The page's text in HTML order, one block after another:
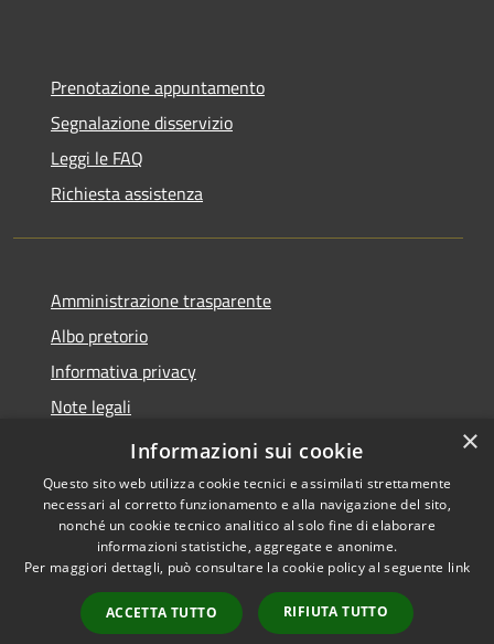
Prenotazione appuntamento
Segnalazione disservizio
Leggi le FAQ
Richiesta assistenza
Amministrazione trasparente
Albo pretorio
Informativa privacy
Note legali
Dichiarazione di accessibilità
Accessibilità
Copyright © 2026 • Comune di
Fombio • Powered by
Municipium•
Accesso
redazione
×
Informazioni sui cookie
Questo sito web utilizza cookie tecnici e assimilati strettamente
necessari al corretto funzionamento e alla navigazione del sito,
nonché un cookie tecnico analitico al solo fine di elaborare
informazioni statistiche, aggregate e anonime.
Per maggiori dettagli, può consultare la cookie policy al seguente link
ACCETTA TUTTO RIFIUTA TUTTO